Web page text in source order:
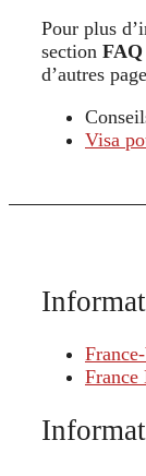
Pour plus
section FAQ
d’autres
Visa
France